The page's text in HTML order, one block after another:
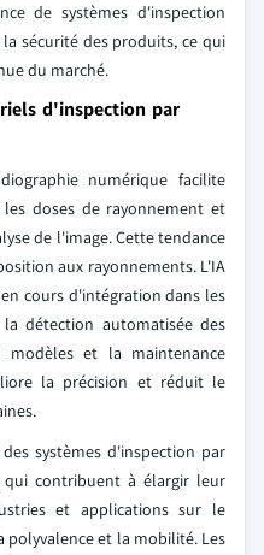
de systèmes d'inspection
sécurité des produits, ce qui
du marché.
d'inspection par
numérique facilite
doses de rayonnement et
de l'image. Cette tendance
aux rayonnements. L'IA
cours d'intégration dans les
détection automatisée des
modèles et la maintenance
la précision et réduit le
systèmes d'inspection par
qui contribuent à élargir leur
et applications sur le
polyvalence et la mobilité. Les